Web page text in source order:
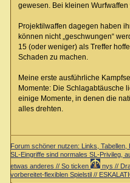
gewesen. Bei kleinen
Projektilwaffen dagegen haben
können nicht „geschwungen“
15 (oder weniger) als Treffer
Schaden zu machen.
Meine erste ausführliche
Momente: Die Schlagabtäusche
einige Momente, in denen die
alles drehten.
Forum schöner nutzen: Links, Tabellen,
SL-Eingriffe sind normales SL-Privileg,
etwas anderes // So ticken
nys //
vorbereitet-flexiblen Spielstil //